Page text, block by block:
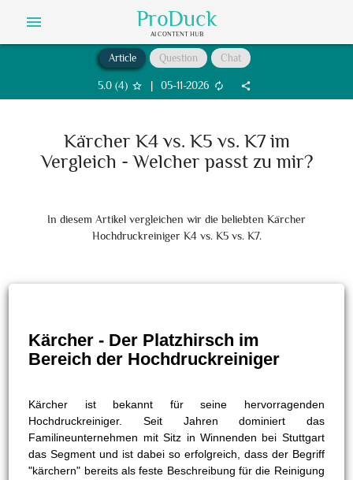
menu ProDuck
AI CONTENT HUB
Article Question Chat
5.0 (4) star_border | 05-11-2026 autorenew share
Kärcher K4 vs. K5 vs. K7 im
Vergleich - Welcher passt zu mir?
In diesem Artikel vergleichen wir die beliebten Kärcher
Hochdruckreiniger K4 vs. K5 vs. K7.
Kärcher - Der Platzhirsch im
Bereich der Hochdruckreiniger
Kärcher ist bekannt für seine hervorragenden
Hochdruckreiniger. Seit Jahren dominiert das
Familineunternehmen mit Sitz in Winnenden bei Stuttgart
das Segment und ist dabei so erfolgreich, dass der Begriff
"kärchern" bereits als feste Beschreibung für die Reinigung